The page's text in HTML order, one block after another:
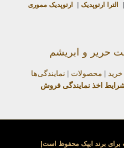
الترا ارتوپدیک ارتوپدیک مموری
حریر و ابریشم
| محصولات | نمایندگی‌ها
اخذ نمایندگی فروش
برای برند ایپک محفوظ است|